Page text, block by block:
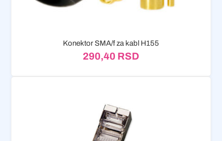
Konektor SMA/f za kabl H155
290,40 RSD